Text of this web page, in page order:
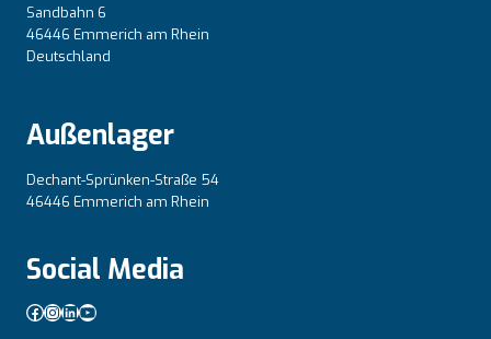
Sandbahn 6
46446 Emmerich am Rhein
Deutschland
Außenlager
Dechant-Sprünken-Straße 54
46446 Emmerich am Rhein
Social Media
Facebook
Instagram
LinkedIn
YouTube